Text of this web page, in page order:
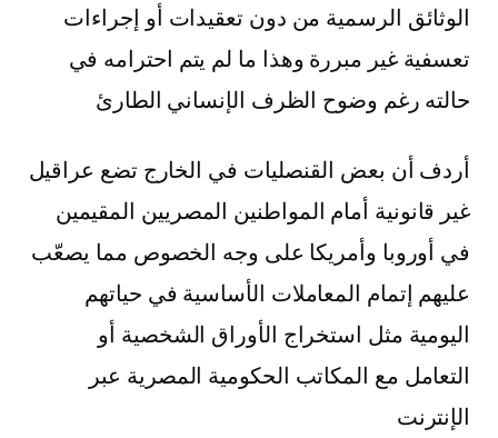
الوثائق الرسمية من دون تعقيدات أو إجراءات
تعسفية غير مبررة وهذا ما لم يتم احترامه في
حالته رغم وضوح الظرف الإنساني الطارئ
أردف أن بعض القنصليات في الخارج تضع عراقيل
غير قانونية أمام المواطنين المصريين المقيمين
في أوروبا وأمريكا على وجه الخصوص مما يصعّب
عليهم إتمام المعاملات الأساسية في حياتهم
اليومية مثل استخراج الأوراق الشخصية أو
التعامل مع المكاتب الحكومية المصرية عبر
الإنترنت